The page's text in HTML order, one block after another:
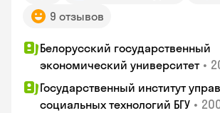
9 отзывов
Белорусский государственный
экономический университет •
Государственный институт
социальных технологий БГУ •